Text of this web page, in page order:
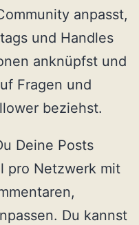
anpasst,
und Handles
anknüpfst und
Fragen und
beziehst.
Deine Posts
pro Netzwerk mit
Du kannst